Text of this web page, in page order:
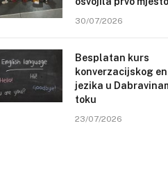
30/07/2026
Besplatan kurs
konverzacijskog
jezika u
toku
23/07/2026